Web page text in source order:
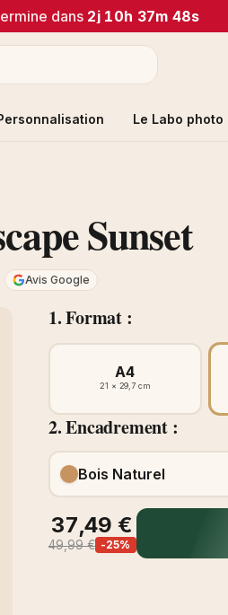
dans 2j 10h 37m 48s
Le Labo photo
Sunset
Avis Google
1. Format :
A4
21 × 29,7 cm
2. Encadrement :
Bois Naturel
37,49 €
49,99 € -25%